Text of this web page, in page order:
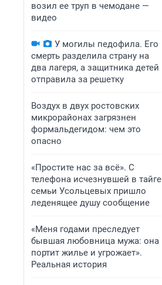
возил ее труп в чемодане —
видео
У могилы педофила. Его
смерть разделила страну на
два лагеря, а защитника детей
отправила за решетку
Воздух в двух ростовских
микрорайонах загрязнен
формальдегидом: чем это
опасно
«Простите нас за всё». С
телефона исчезнувшей в тайге
семьи Усольцевых пришло
леденящее душу сообщение
«Меня годами преследует
бывшая любовница мужа: она
портит жилье и угрожает».
Реальная история